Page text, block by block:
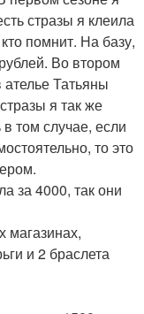
стразы я клеила
помнит. На базу,
Во втором
Татьяны
я так же
том случае, если
то это
за 4000, так они
магазинах,
и 2 браслета